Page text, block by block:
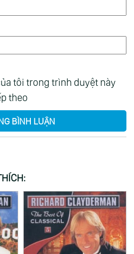
tôi trong trình duyệt này
theo
BÌNH LUẬN